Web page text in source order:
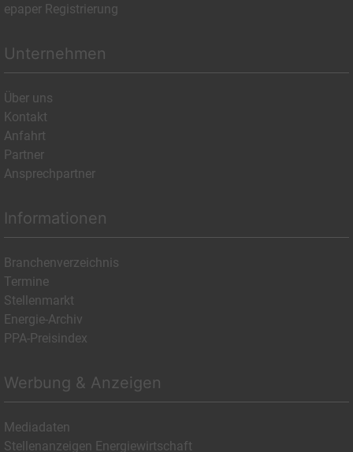
epaper Registrierung
Unternehmen
Über uns
Kontakt
Anfahrt
Partner
Ansprechpartner
Informationen
Branchenverzeichnis
Termine
Stellenmarkt
Energie-Archiv
PPA-Preisindex
Werbung & Anzeigen
Mediadaten
Stellenanzeigen Energiewirtschaft